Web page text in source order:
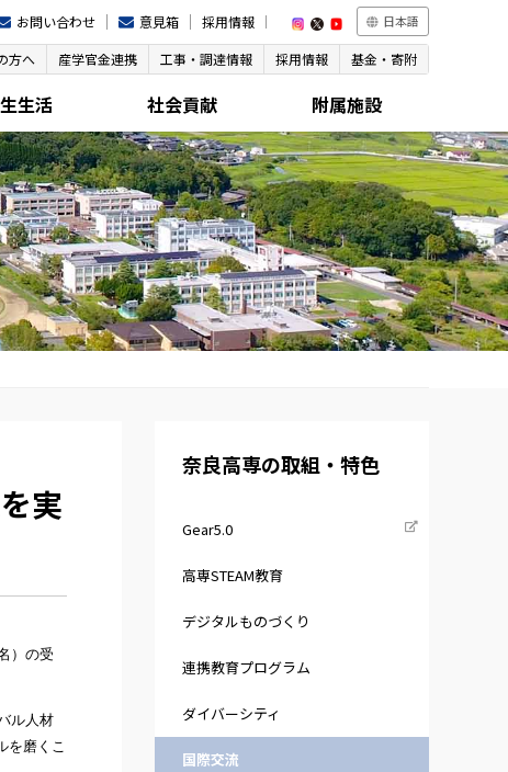
お問い合わせ 意見箱 採用情報 日本語
方へ 産学官金連携 工事・調達情報 採用情報 基金・寄附
生活 社会貢献 附属施設
実
）の受
ル人材
を磨くこ
奈良高専の取組・特色
Gear5.0
高専STEAM教育
デジタルものづくり
連携教育プログラム
ダイバーシティ
国際交流